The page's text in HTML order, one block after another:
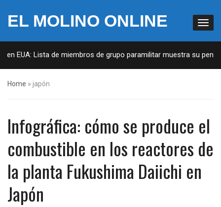
EL MOLINO ONLINE
EUA: Lista de miembros de grupo paramilitar muestra su
Home » japón
Infográfica: cómo se produce el
combustible en los reactores de
la planta Fukushima Daiichi en
Japón